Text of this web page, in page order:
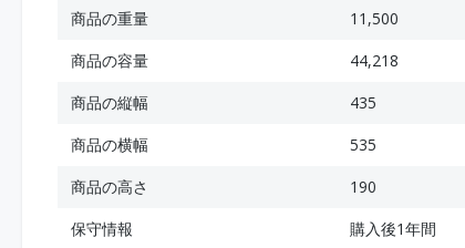
商品の重量
11,500
商品の容量
44,218
商品の縦幅
435
商品の横幅
535
商品の高さ
190
保守情報
購入後1年間